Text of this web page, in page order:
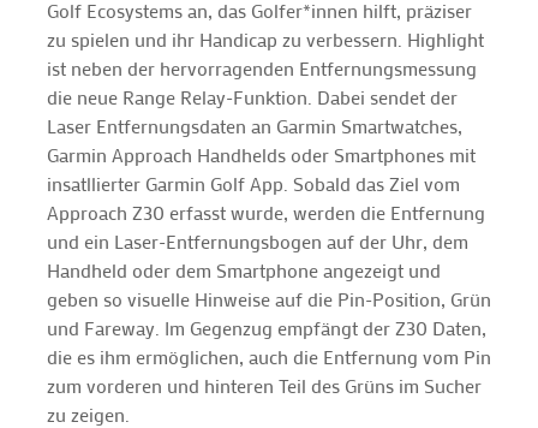
Golf Ecosystems an, das Golfer*innen hilft, präziser
zu spielen und ihr Handicap zu verbessern. Highlight
ist neben der hervorragenden Entfernungsmessung
die neue Range Relay-Funktion. Dabei sendet der
Laser Entfernungsdaten an Garmin Smartwatches,
Garmin Approach Handhelds oder Smartphones mit
insatllierter Garmin Golf App. Sobald das Ziel vom
Approach Z30 erfasst wurde, werden die Entfernung
und ein Laser-Entfernungsbogen auf der Uhr, dem
Handheld oder dem Smartphone angezeigt und
geben so visuelle Hinweise auf die Pin-Position, Grün
und Fareway. Im Gegenzug empfängt der Z30 Daten,
die es ihm ermöglichen, auch die Entfernung vom Pin
zum vorderen und hinteren Teil des Grüns im Sucher
zu zeigen.